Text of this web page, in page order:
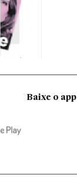
Baixe o app